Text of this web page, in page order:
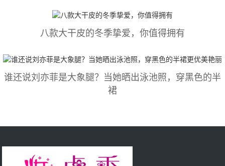
八款大干皮的冬季挚爱，你值得拥有
谁还说刘亦菲是大象腿？当她晒出泳池照，穿黑色的半
裙